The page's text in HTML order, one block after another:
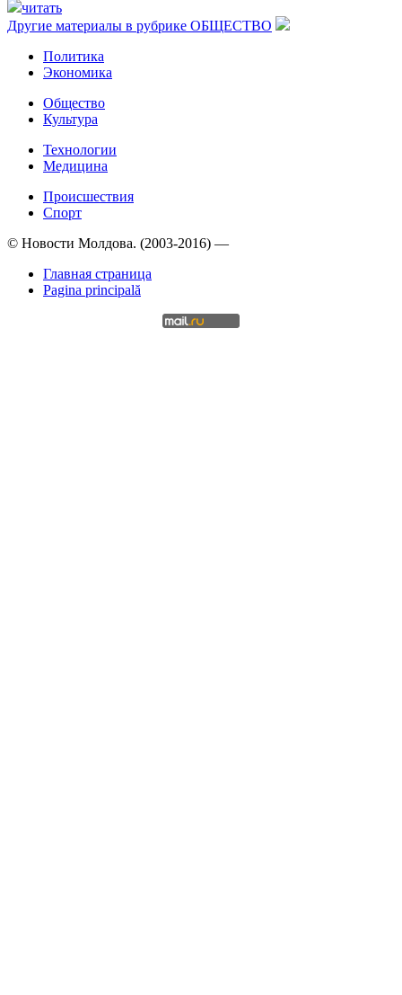
читать
Другие материалы в рубрике ОБЩЕСТВО
Политика
Экономика
Общество
Культура
Технологии
Медицина
Происшествия
Спорт
© Новости Молдова. (2003-2016) —
Главная страница
Pagina principală